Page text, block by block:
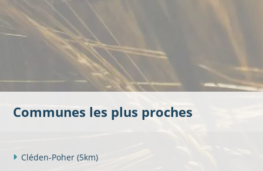
Communes les plus proches
Cléden-Poher (5km)